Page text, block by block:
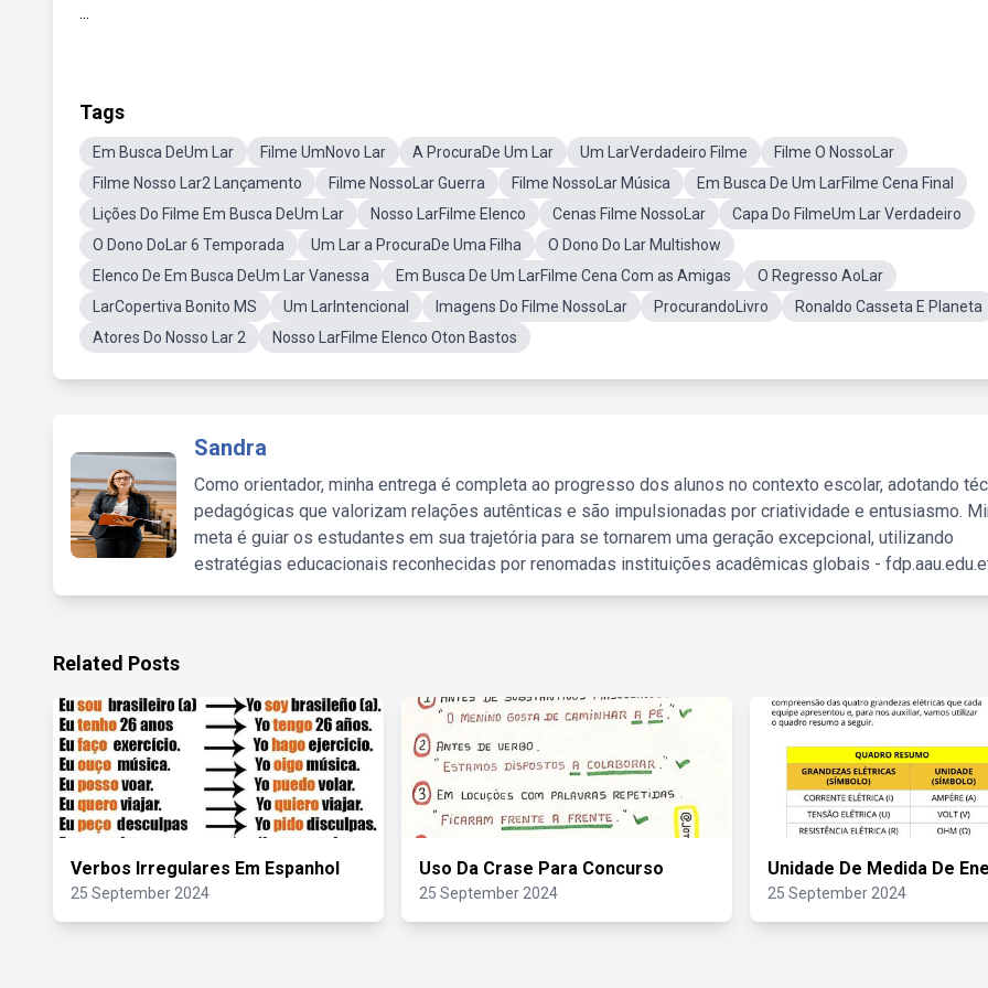
...
Tags
Em Busca DeUm Lar Filme UmNovo Lar A ProcuraDe Um Lar Um LarVerdadeiro Filme
Filme O NossoLar
Filme Nosso Lar2 Lançamento
Filme NossoLar Guerra Filme NossoLar Música
Em Busca De Um LarFilme Cena Final
Lições Do Filme Em Busca DeUm Lar
Nosso LarFilme Elenco Cenas Filme NossoLar
Capa Do FilmeUm Lar Verdadeiro
O Dono DoLar 6 Temporada
Um Lar a ProcuraDe Uma Filha
O Dono Do Lar Multishow
Elenco De Em Busca DeUm Lar Vanessa
Em Busca De Um LarFilme Cena Com as Amigas
O Regresso AoLar
LarCopertiva Bonito MS
Um LarIntencional Imagens Do Filme NossoLar ProcurandoLivro
Ronaldo Casseta E Planeta
Atores Do Nosso Lar 2
Nosso LarFilme Elenco Oton Bastos
Sandra
Como orientador, minha entrega é completa ao progresso dos alunos no contexto escolar, adotando
pedagógicas que valorizam relações autênticas e são impulsionadas por criatividade e entusiasmo.
meta é guiar os estudantes em sua trajetória para se tornarem uma geração excepcional, utilizando
estratégias educacionais reconhecidas por renomadas instituições acadêmicas globais -
Related Posts
Verbos Irregulares Em Espanhol
25 September 2024
Uso Da Crase Para Concurso
25 September 2024
Unidade De Medida De
25 September 2024